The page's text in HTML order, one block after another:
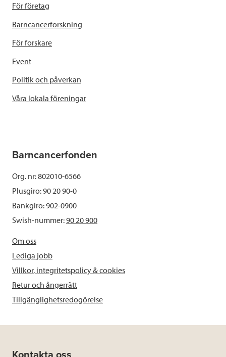
För företag
Barncancerforskning
För forskare
Event
Politik och påverkan
Våra lokala föreningar
Barncancerfonden
Org. nr: 802010-6566
Plusgiro: 90 20 90-0
Bankgiro: 902-0900
Swish-nummer:90 20 900
Om oss
Lediga jobb
Villkor, integritetspolicy & cookies
Retur och ångerrätt
Tillgänglighetsredogörelse